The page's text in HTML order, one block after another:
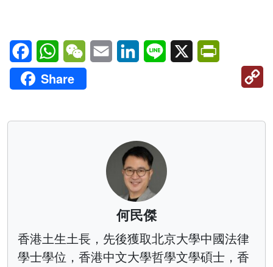
FacebookWhatsAppWeChatEmail LinkedInLine X
Share
何民傑
香港土生土長，先後獲取北京大學中國法律
學士學位，香港中文大學哲學文學碩士，香